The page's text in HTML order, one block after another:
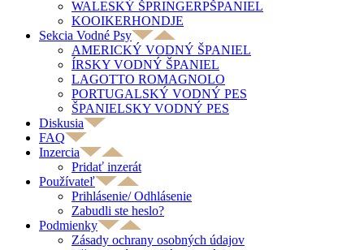
WALESKÝ ŠPRINGERPŠPANIEL
KOOIKERHONDJE
Sekcia Vodné Psy
AMERICKÝ VODNÝ ŠPANIEL
ÍRSKY VODNÝ ŠPANIEL
LAGOTTO ROMAGNOLO
PORTUGALSKÝ VODNÝ PES
ŠPANIELSKY VODNÝ PES
Diskusia
FAQ
Inzercia
Pridať inzerát
Používateľ
Prihlásenie/ Odhlásenie
Zabudli ste heslo?
Podmienky
Zásady ochrany osobných údajov